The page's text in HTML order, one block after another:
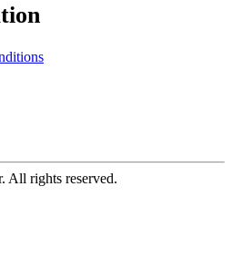
All rights reserved.